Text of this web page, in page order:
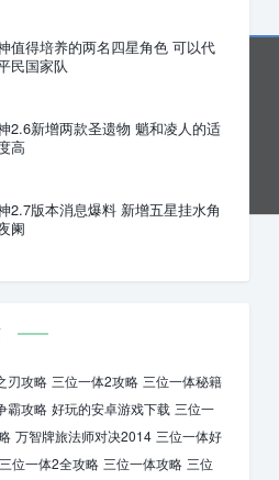
值得培养的两名四星角色 可以代
民国家队
2.6新增两款圣遗物 魈和凌人的适
高
2.7版本消息爆料 新增五星挂水角
阑
刃攻略 三位一体2攻略 三位一体秘籍
霸攻略 好玩的安卓游戏下载 三位一
万智牌旅法师对决2014 三位一体好
三位一体2全攻略 三位一体攻略 三位
错请联系网站在线客